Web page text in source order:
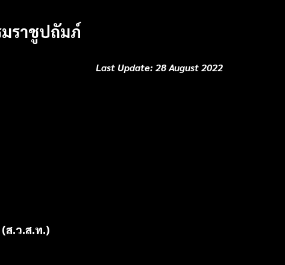
ราชูปถัมภ์
Last Update: 28 August 2022
ส.ว.ส.ท.)